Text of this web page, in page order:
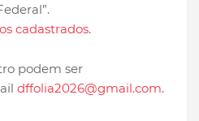
cadastrados.
podem ser
dffolia2026@gmail.com.